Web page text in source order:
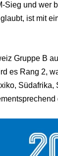
Sieg und wer
ist mit
Gruppe B
es Rang 2,
Südafrika,